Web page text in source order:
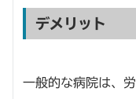
デメリット
一般的な病院は、